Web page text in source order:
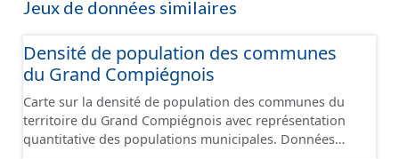
Jeux de données similaires
Densité de population des communes
du Grand Compiégnois
Carte sur la densité de population des communes du
territoire du Grand Compiégnois avec représentation
quantitative des populations municipales. Données